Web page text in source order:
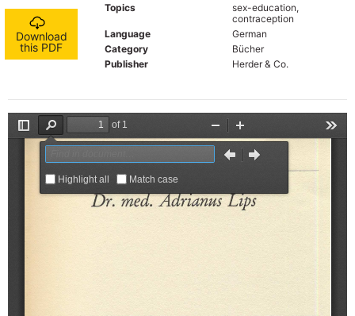
Download
this PDF
Topics
sex-education,
contraception
Language
German
Category
Bücher
Publisher
Herder & Co.